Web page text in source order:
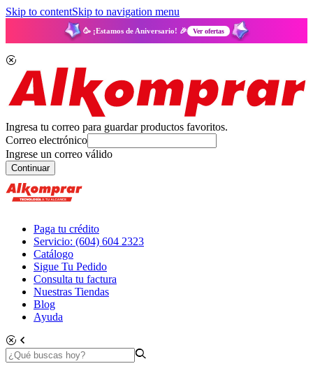
Skip to contentSkip to navigation menu
🥳 ¡Estamos de Aniversario! 🎉 Ver ofertas
Ingresa tu correo para guardar productos favoritos.
Correo electrónico
Ingrese un correo válido
Continuar
Paga tu crédito
Servicio: (604) 604 2323
Catálogo
Sigue Tu Pedido
Consulta tu factura
Nuestras Tiendas
Blog
Ayuda